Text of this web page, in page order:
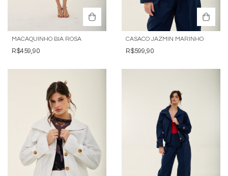
MACAQUINHO BIA ROSA
R$459,90
CASACO JAZMIN MARINHO
R$599,90